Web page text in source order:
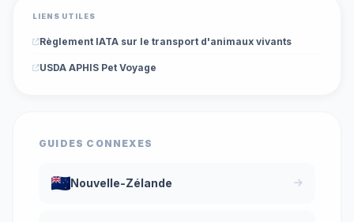
LIENS UTILES
Règlement IATA sur le transport d'animaux vivants
USDA APHIS Pet Voyage
GUIDES CONNEXES
Nouvelle-Zélande